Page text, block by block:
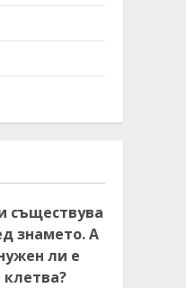
съществува
знамето. А
ли е